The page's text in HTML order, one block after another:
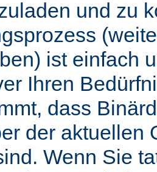
und zu
ist einfach
Ihren
dass
der aktuellen
Wenn Sie